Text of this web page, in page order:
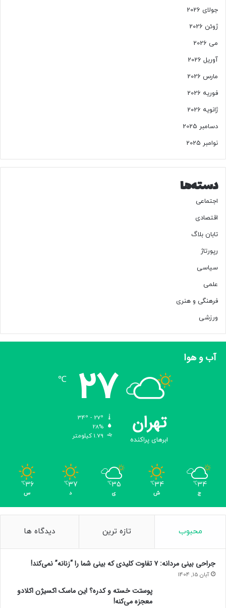
جولای 2026
ژوئن 2026
می 2026
آوریل 2026
مارس 2026
فوریه 2026
ژانویه 2026
دسامبر 2025
نوامبر 2025
دسته‌ها
اجتماعی
اقتصادی
تابان بلاگ
رپورتاژ
سیاسی
علمی
فرهنگی و هنری
ورزشی
آب و هوا
تهران
ابرهای پراکنده
27
℃
28%
1.79 کیلومتر
34
℃
ج
34
℃
ش
35
℃
ی
37
℃
د
36
℃
س
محبوب تازه ترین دیدگاه ها
جراحی بینی مردانه: ۷ تفاوت کلیدی که بینی شما را “زنانه” نمی‌کند!
آبان 15, 1404
پوستت خسته و کدره؟ این ماسک اکسیژن اکلادو
معجزه می‌کنه!